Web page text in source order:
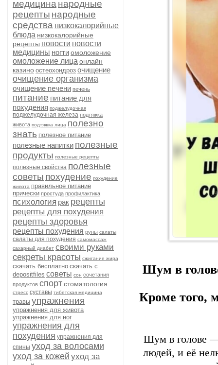
медицина народные
рецепты народные
средства низкокалорийные
блюда низкокалорийные
рецепты новости новости
медицины ногтиомоложение
омоложение лица онлайн
казино остеохондроз очищение
очищение организма
очищение печени печень
питание питание для
похудения поджелудочная
поджелудочная железа подтяжка
живота подтяжка лица полезно
знать полезное питание
полезные напитки полезные
продукты полезные рецепты
полезные свойства полезные
советы похудение похудение
живота правильное питание
прически простуда профилактика
психология рак рецепты
рецепты для похудения
рецепты здоровья
рецепты похудения руны салаты
салаты для похудения самомассаж
сахарный диабет своими руками
секреты красоты сжигание жира
скачать бесплатно скачать с
depositfiles советы сон сочетания
продуктов спортстоматология
стресс суставы тибетская медицина
травы упражнения
упражнения для живота
упражнения для ног
упражнения для
похудения упражнения для
спины уход за волосами
уход за кожей уход за
Шум в
Кроме того,
Шум в голове —
людей, и её